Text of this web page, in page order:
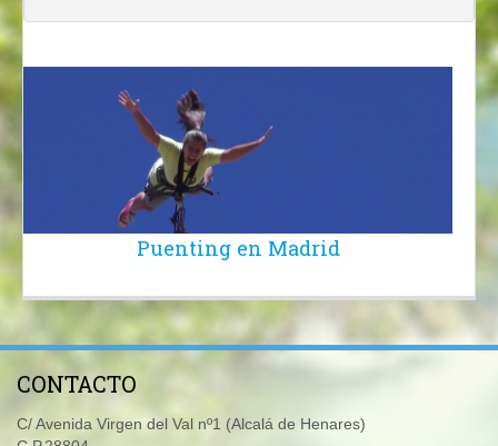
Puenting en Madrid
CONTACTO
C/ Avenida Virgen del Val nº1 (Alcalá de Henares)